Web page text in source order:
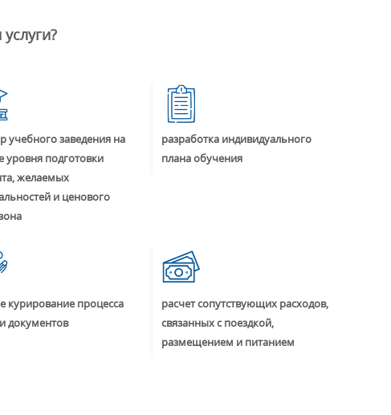
учебного заведения на
уровня подготовки
желаемых
и ценового
разработка индивидуального
плана обучения
курирование процесса
документов
расчет сопутствующих расходов,
связанных с поездкой,
размещением и питанием